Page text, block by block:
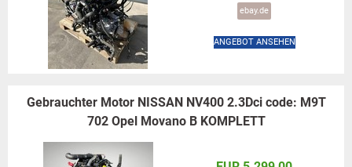
ebay.de
ANGEBOT ANSEHEN
Gebrauchter Motor NISSAN NV400 2.3Dci code: M9T
702 Opel Movano B KOMPLETT